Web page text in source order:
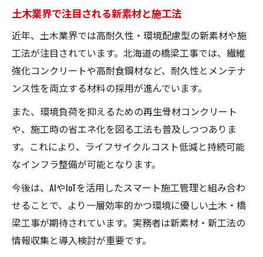
土木業界で注目される新素材と施工法
近年、土木業界では高耐久性・環境配慮型の新素材や施
工法が注目されています。北海道の橋梁工事では、繊維
強化コンクリートや高耐食鋼材など、耐久性とメンテナ
ンス性を両立する材料の採用が進んでいます。
また、環境負荷を抑えるための再生骨材コンクリート
や、施工時の省エネ化を図る工法も普及しつつありま
す。これにより、ライフサイクルコスト低減と持続可能
なインフラ整備が可能となります。
今後は、AIやIoTを活用したスマート施工管理と組み合わ
せることで、より一層効率的かつ環境に優しい土木・橋
梁工事が期待されています。実務者は新素材・新工法の
情報収集と導入検討が重要です。